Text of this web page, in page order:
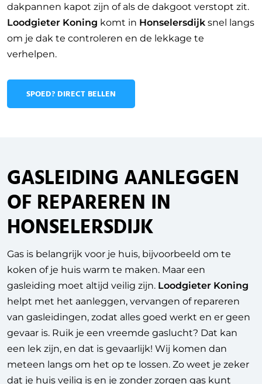
dakpannen kapot zijn of als de dakgoot verstopt zit.
Loodgieter Koning komt in Honselersdijk snel langs
om je dak te controleren en de lekkage te
verhelpen.
SPOED? DIRECT BELLEN
GASLEIDING AANLEGGEN
OF REPAREREN IN
HONSELERSDIJK
Gas is belangrijk voor je huis, bijvoorbeeld om te
koken of je huis warm te maken. Maar een
gasleiding moet altijd veilig zijn. Loodgieter Koning
helpt met het aanleggen, vervangen of repareren
van gasleidingen, zodat alles goed werkt en er geen
gevaar is. Ruik je een vreemde gaslucht? Dat kan
een lek zijn, en dat is gevaarlijk! Wij komen dan
meteen langs om het op te lossen. Zo weet je zeker
dat je huis veilig is en je zonder zorgen gas kunt